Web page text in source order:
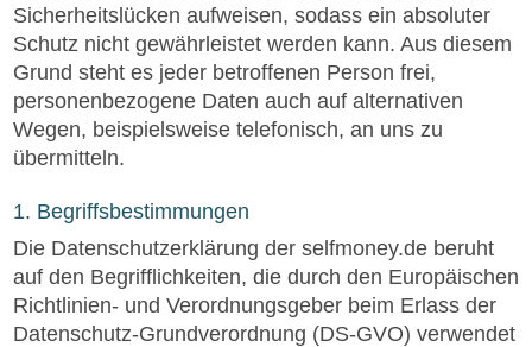
Sicherheitslücken aufweisen, sodass ein absoluter
Schutz nicht gewährleistet werden kann. Aus diesem
Grund steht es jeder betroffenen Person frei,
personenbezogene Daten auch auf alternativen
Wegen, beispielsweise telefonisch, an uns zu
übermitteln.
1. Begriffsbestimmungen
Die Datenschutzerklärung der selfmoney.de beruht
auf den Begrifflichkeiten, die durch den Europäischen
Richtlinien- und Verordnungsgeber beim Erlass der
Datenschutz-Grundverordnung (DS-GVO) verwendet